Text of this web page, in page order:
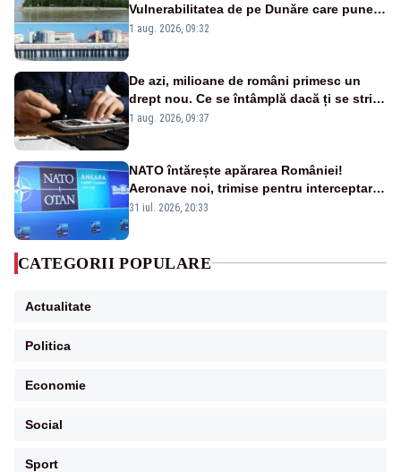
Vulnerabilitatea de pe Dunăre care pune
în pericol Centrala Cernavodă era
1 aug. 2026, 09:32
De azi, milioane de români primesc un
drept nou. Ce se întâmplă dacă ți se strică
un produs
1 aug. 2026, 09:37
NATO întărește apărarea României!
Aeronave noi, trimise pentru interceptarea
și distrugerea dronelor
31 iul. 2026, 20:33
CATEGORII POPULARE
Actualitate
Politica
Economie
Social
Sport